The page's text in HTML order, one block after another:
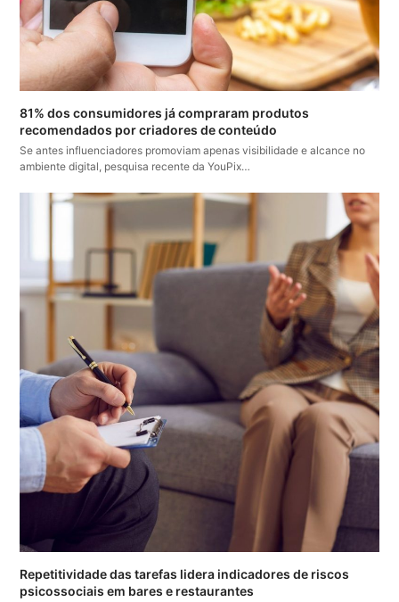
81% dos consumidores já compraram produtos
recomendados por criadores de conteúdo
Se antes influenciadores promoviam apenas visibilidade e alcance no
ambiente digital, pesquisa recente da YouPix…
Repetitividade das tarefas lidera indicadores de riscos
psicossociais em bares e restaurantes